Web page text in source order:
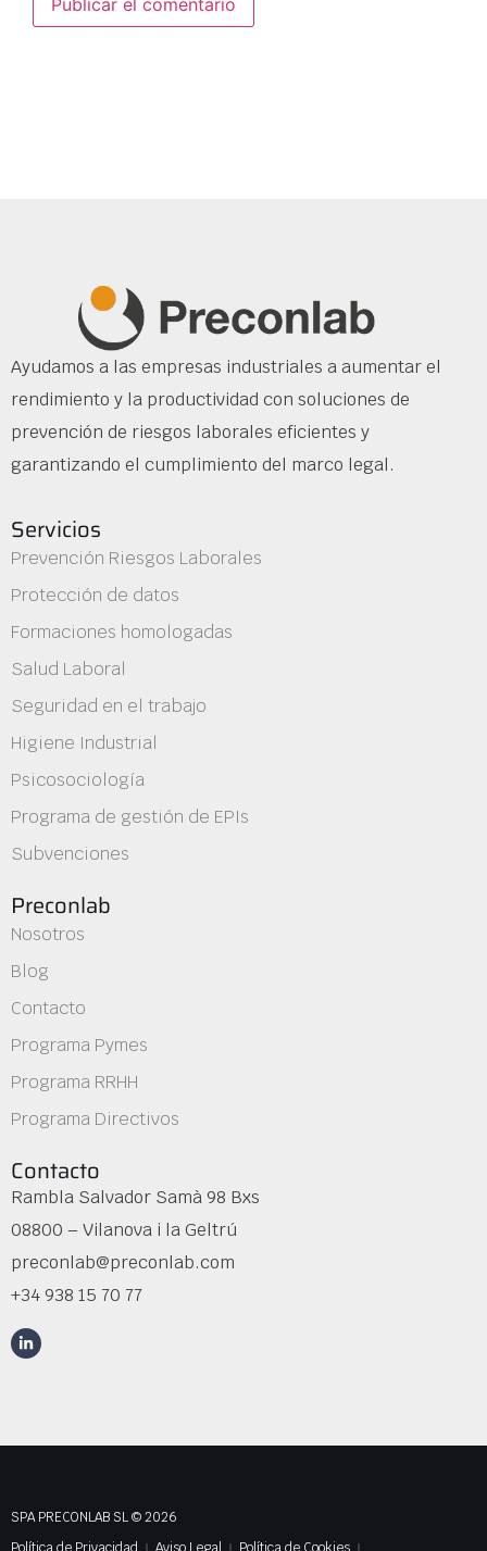
Ayudamos a las empresas industriales a aumentar el
rendimiento y la productividad con soluciones de
prevención de riesgos laborales eficientes y
garantizando el cumplimiento del marco legal.
Servicios
Prevención Riesgos Laborales
Protección de datos
Formaciones homologadas
Salud Laboral
Seguridad en el trabajo
Higiene Industrial
Psicosociología
Programa de gestión de EPIs
Subvenciones
Preconlab
Nosotros
Blog
Contacto
Programa Pymes
Programa RRHH
Programa Directivos
Contacto
Rambla Salvador Samà 98 Bxs
08800 – Vilanova i la Geltrú
preconlab@preconlab.com
+34 938 15 70 77
SPA PRECONLAB SL © 2026